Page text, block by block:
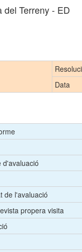
Terreny - ED
Data
d'avaluació
de l'avaluació
propera visita